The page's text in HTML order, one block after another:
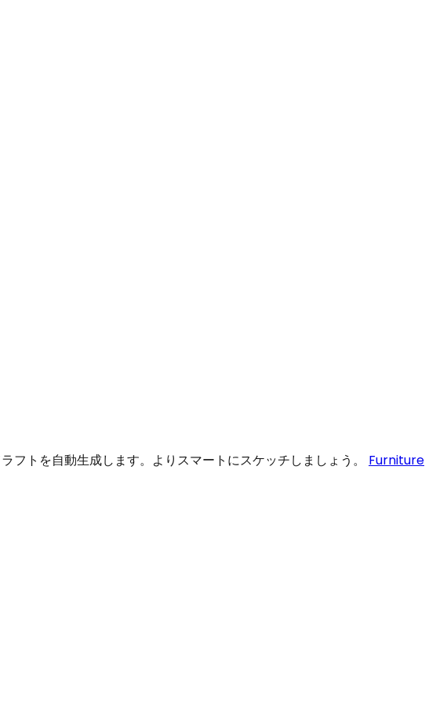
トを自動生成します。よりスマートにスケッチしましょう。
Furniture